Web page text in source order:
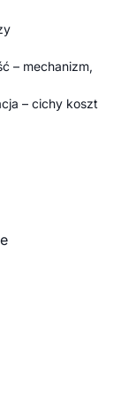
– mechanizm,
– cichy koszt